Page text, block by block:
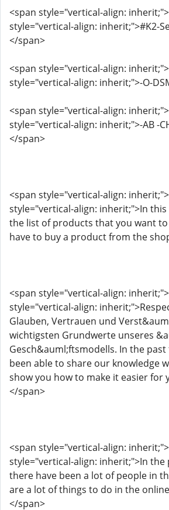
<span style="vertical-align:
style="vertical-align: inherit;">#K2-
</span>
<span style="vertical-align:
style="vertical-align: inherit;">-O-
<span style="vertical-align:
style="vertical-align: inherit;">-AB -
</span>
<span style="vertical-align:
style="vertical-align: inherit;">In
the list of products that you want
have to buy a product from the
<span style="vertical-align:
style="vertical-align:
Glauben, Vertrauen und
wichtigsten Grundwerte unseres
Gesch&auml;ftsmodells. In the past
been able to share our knowledge
show you how to make it easier for
</span>
<span style="vertical-align:
style="vertical-align: inherit;">In the
there have been a lot of people in
are a lot of things to do in the
</span>